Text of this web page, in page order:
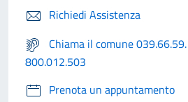
Richiedi Assistenza
Chiama il comune
800.012.503
Prenota un appuntamento